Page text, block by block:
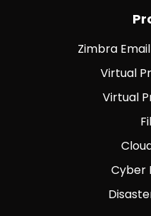
Zimbra
Virtual
Virtual
Cyber